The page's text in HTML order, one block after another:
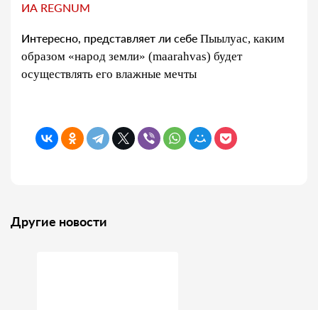
ИА REGNUM
Интересно, представляет ли себе Пыылуас, каким
образом «народ земли» (maarahvas) будет
осуществлять его влажные мечты
Другие новости